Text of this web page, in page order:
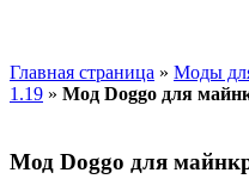
Главная страница » Моды
1.19 » Мод Doggo для
Мод Doggo для